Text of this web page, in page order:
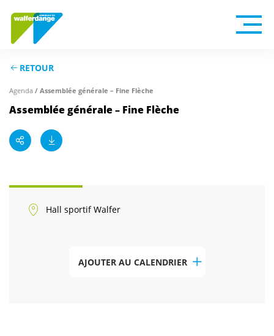
RETOUR
Agenda / Assemblée générale – Fine Flèche
Assemblée générale – Fine Flèche
Hall sportif Walfer
AJOUTER AU CALENDRIER